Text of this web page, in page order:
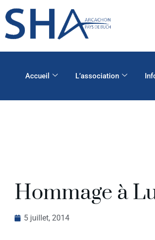
Accueil L’association
Hommage à
5 juillet, 2014